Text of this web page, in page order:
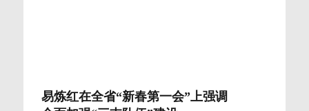
易炼红在全省“新春第一会”上强调